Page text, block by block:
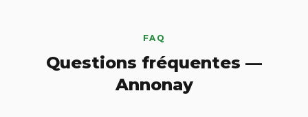
FAQ
Questions fréquentes —
Annonay